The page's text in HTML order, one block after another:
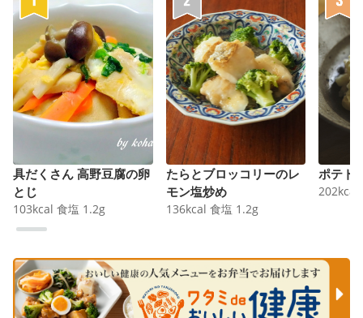
具だくさん 高野豆腐の卵
とじ
103kcal 食塩 1.2g
たらとブロッコリーのレ
モン塩炒め
136kcal 食塩 1.2g
ポテト
202kcal